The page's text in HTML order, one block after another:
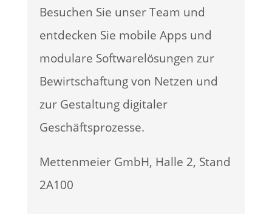
Besuchen Sie unser Team und
entdecken Sie mobile Apps und
modulare Softwarelösungen zur
Bewirtschaftung von Netzen und
zur Gestaltung digitaler
Geschäftsprozesse.
Mettenmeier GmbH, Halle 2, Stand
2A100